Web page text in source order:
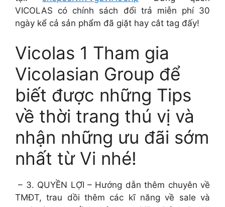
VICOLAS có chính sách đổi trả miễn phí 30
ngày kể cả sản phẩm đã giặt hay cắt tag đấy!
Vicolas 1 Tham gia
Vicolasian Group để
biết được những Tips
về thời trang thú vị và
nhận những ưu đãi sớm
nhất từ Vi nhé!
– 3. QUYỀN LỢI – Hướng dẫn thêm chuyên về
TMĐT, trau dồi thêm các kĩ năng về sale và